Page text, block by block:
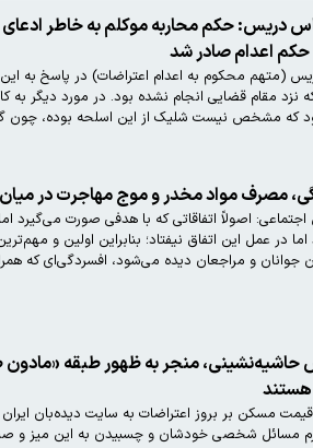
تقریباً دو برابر شده است
بیشتر کار کنند و چه افرادی معاف هستند؟
دریس: حکم محاربه موکلم به خاطر
حکم اعدام صادر شد
(متهم محکوم به اعدام اعتراضات) در پاسخ به
که نزد مقام قضایی انجام نشده بود. در مورد
که مشخص نیست شلیک از این اسلحه بوده، چون
مخدر و موج مهاجرت در میان جوانان/ از هر۵ نسخه، یکی
علیرضا شریفی‌یزدی، روانشناس
در عمل این اتفاق نیفتاد؛ بنابراین اولین و
جوانان و مراجعان دیده می‌شود، افسردگی‌ای که
حاشیه‌نشینی، منجر به ظهور طبقه
قیمت مسکن بر بروز اعتراضات به سایت دیده‌بان
مسائل شخصی خودشان و چسبیدن به این میز و